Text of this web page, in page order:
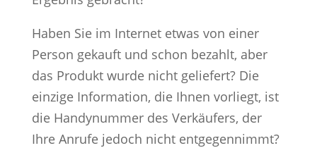
Haben Sie im Internet etwas von einer
Person gekauft und schon bezahlt, aber
das Produkt wurde nicht geliefert? Die
einzige Information, die Ihnen vorliegt, ist
die Handynummer des Verkäufers, der
Ihre Anrufe jedoch nicht entgegennimmt?